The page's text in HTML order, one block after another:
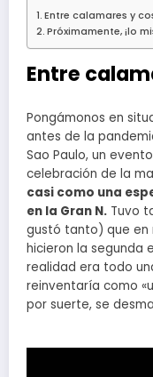
Entre calamares y
Próximamente, ¡lo
Entre
Pongámonos en
antes de la
Sao Paulo, un
celebración de la
casi como una
en la Gran N. Tuvo
gustó tanto) que en
hicieron la segunda
realidad era todo
reinventaría como
por suerte, se